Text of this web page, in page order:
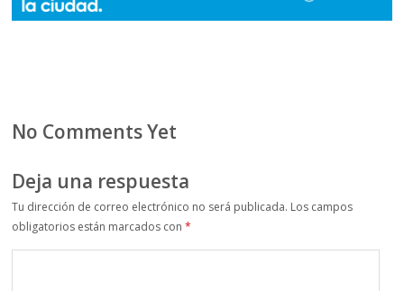
No Comments Yet
Deja una respuesta
Tu dirección de correo electrónico no será publicada. Los campos
obligatorios están marcados con*